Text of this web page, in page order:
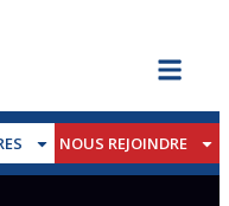
NOUS REJOINDRE